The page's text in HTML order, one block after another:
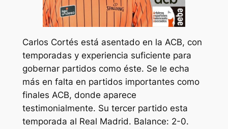
Carlos Cortés está asentado en la ACB, con
temporadas y experiencia suficiente para
gobernar partidos como éste. Se le echa
más en falta en partidos importantes como
finales ACB, donde aparece
testimonialmente. Su tercer partido esta
temporada al Real Madrid. Balance: 2-0.